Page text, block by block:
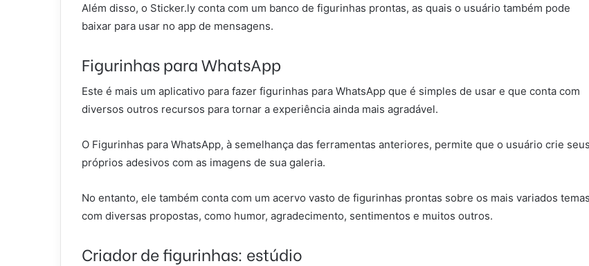
Além disso, o Sticker.ly conta com um banco de figurinhas prontas, as quais o usuário também pode
baixar para usar no app de mensagens.
Figurinhas para WhatsApp
Este é mais um aplicativo para fazer figurinhas para WhatsApp que é simples de usar e que conta com
diversos outros recursos para tornar a experiência ainda mais agradável.
O Figurinhas para WhatsApp, à semelhança das ferramentas anteriores, permite que o usuário crie seus
próprios adesivos com as imagens de sua galeria.
No entanto, ele também conta com um acervo vasto de figurinhas prontas sobre os mais variados
com diversas propostas, como humor, agradecimento, sentimentos e muitos outros.
Criador de figurinhas: estúdio